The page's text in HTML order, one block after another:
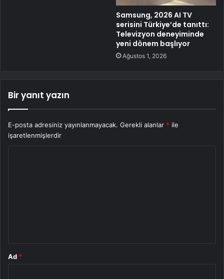
Samsung, 2026 AI TV
serisini Türkiye’de tanıttı:
Televizyon deneyiminde
yeni dönem başlıyor
Ağustos 1, 2026
Bir yanıt yazın
E-posta adresiniz yayınlanmayacak. Gerekli alanlar * ile
işaretlenmişlerdir
Ad *